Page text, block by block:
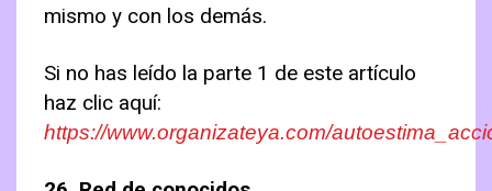
mismo y con los demás.
Si no has leído la parte 1 de este artículo
haz clic aquí:
https://www.organizateya.com/